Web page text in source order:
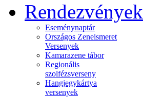
Rendezvények
Eseménynaptár
Országos Zeneismeret
Versenyek
Kamarazene tábor
Regionális
szolfézsverseny
Hangjegykártya
versenyek